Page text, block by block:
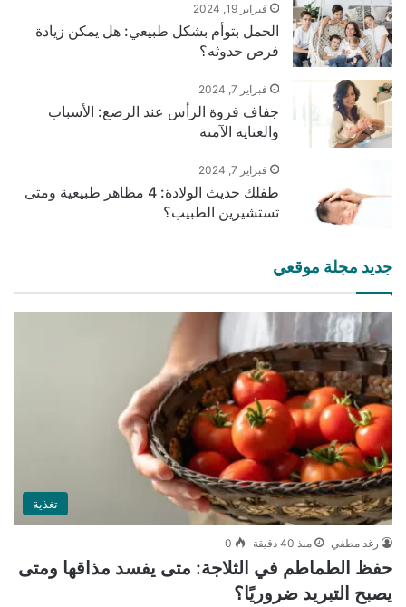
فبراير 19, 2024
الحمل بتوأم بشكل طبيعي: هل يمكن زيادة
فرص حدوثه؟
فبراير 7, 2024
جفاف فروة الرأس عند الرضع: الأسباب
والعناية الآمنة
فبراير 7, 2024
طفلك حديث الولادة: 4 مظاهر طبيعية ومتى
تستشيرين الطبيب؟
جديد مجلة موقعي
تغذية
رغد مطفي منذ 40 دقيقة 0
حفظ الطماطم في الثلاجة: متى يفسد مذاقها ومتى
يصبح التبريد ضروريًا؟